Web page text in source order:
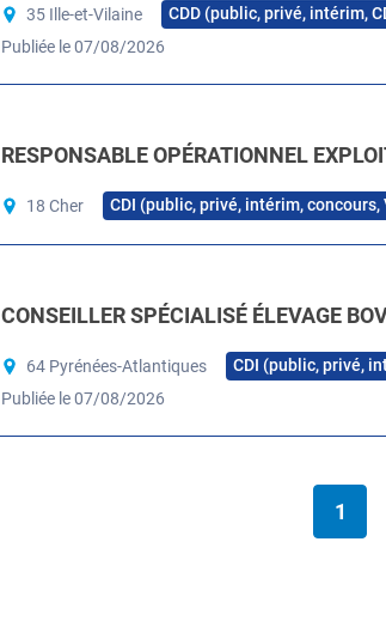
35 Ille-et-Vilaine
CDD (public, privé, intérim,
Publiée le 07/08/2026
RESPONSABLE OPÉRATIONNEL
18 Cher CDI (public, privé, intérim, concours,
CONSEILLER SPÉCIALISÉ ÉLEVAGE
64 Pyrénées-Atlantiques
CDI (public, privé,
Publiée le 07/08/2026
1